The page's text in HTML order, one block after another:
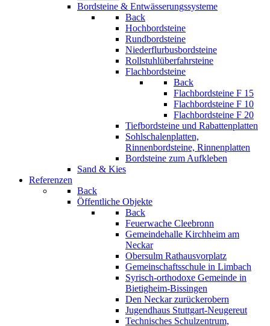
Bordsteine & Entwässerungssysteme
Back
Hochbordsteine
Rundbordsteine
Niederflurbusbordsteine
Rollstuhlüberfahrsteine
Flachbordsteine
Back
Flachbordsteine F 15
Flachbordsteine F 10
Flachbordsteine F 20
Tiefbordsteine und Rabattenplatten
Sohlschalenplatten,
Rinnenbordsteine, Rinnenplatten
Bordsteine zum Aufkleben
Sand & Kies
Referenzen
Back
Öffentliche Objekte
Back
Feuerwache Cleebronn
Gemeindehalle Kirchheim am
Neckar
Obersulm Rathausvorplatz
Gemeinschaftsschule in Limbach
Syrisch-orthodoxe Gemeinde in
Bietigheim-Bissingen
Den Neckar zurückerobern
Jugendhaus Stuttgart-Neugereut
Technisches Schulzentrum,